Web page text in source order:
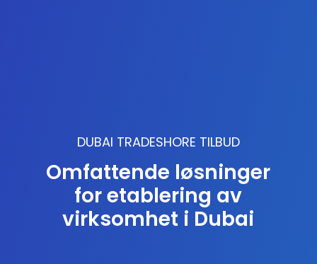
DUBAI TRADESHORE TILBUD
Omfattende løsninger
for etablering av
virksomhet i Dubai